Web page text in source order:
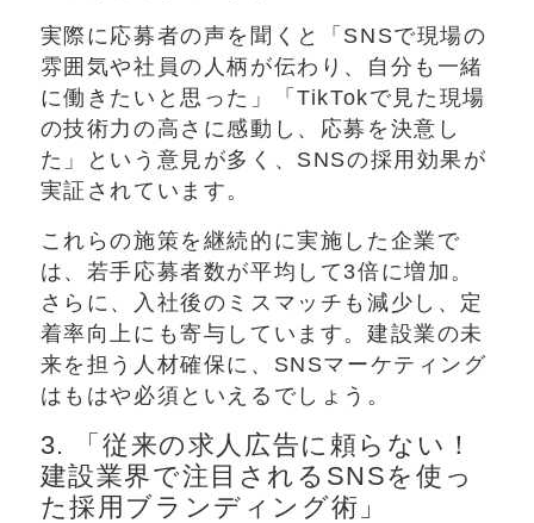
実際に応募者の声を聞くと「SNSで現場の
雰囲気や社員の人柄が伝わり、自分も一緒
に働きたいと思った」「TikTokで見た現場
の技術力の高さに感動し、応募を決意し
た」という意見が多く、SNSの採用効果が
実証されています。
これらの施策を継続的に実施した企業で
は、若手応募者数が平均して3倍に増加。
さらに、入社後のミスマッチも減少し、定
着率向上にも寄与しています。建設業の未
来を担う人材確保に、SNSマーケティング
はもはや必須といえるでしょう。
3. 「従来の求人広告に頼らない！
建設業界で注目されるSNSを使っ
た採用ブランディング術」